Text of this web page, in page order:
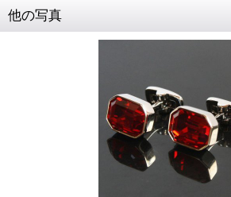
他の写真